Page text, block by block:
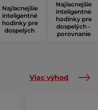
Najlacnejšie
inteligentné
hodinky pre
dospelých
Najlacnejšie
inteligentné
hodinky pre
dospelých -
porovnanie
Viac výhod